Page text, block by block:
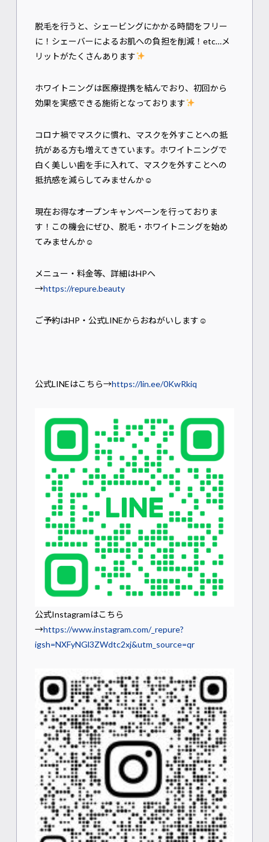
脱毛を行うと、シェービングにかかる時間をフリー
に！シェーバーによるお肌への負担を削減！etc…メ
リットがたくさんあります
ホワイトニングは医療提携を結んでおり、初回から
効果を実感できる施術となっております
コロナ禍でマスクに慣れ、マスクを外すことへの抵
抗がある方も増えてきています。ホワイトニングで
白く美しい歯を手に入れて、マスクを外すことへの
抵抗感を減らしてみませんか☺
現在お得なオープンキャンペーンを行っておりま
す！この機会にぜひ、脱毛・ホワイトニングを始め
てみませんか☺
メニュー・料金等、詳細はHPへ
→https://repure.beauty
ご予約はHP・公式LINEからおねがいします☺
公式LINEはこちら→https://lin.ee/0KwRkiq
公式Instagramはこちら
→https://www.instagram.com/_repure?
igsh=NXFyNGl3ZWdtc2xj&utm_source=qr